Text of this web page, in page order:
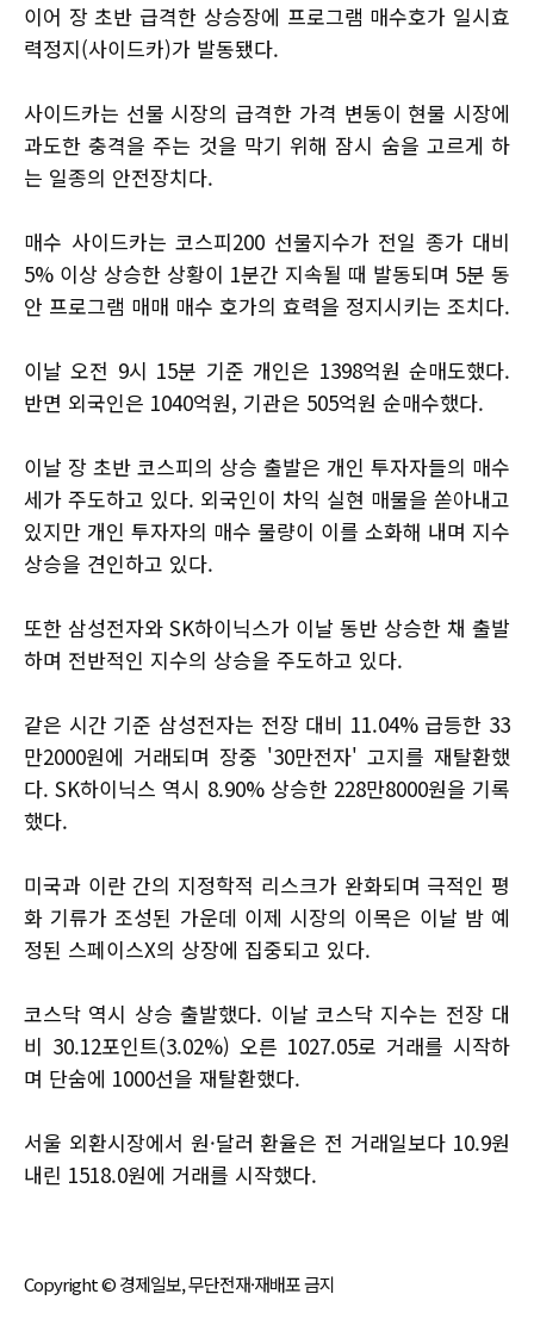
이어 장 초반 급격한 상승장에 프로그램 매수호가 일시효
력정지(사이드카)가 발동됐다.
사이드카는 선물 시장의 급격한 가격 변동이 현물 시장에
과도한 충격을 주는 것을 막기 위해 잠시 숨을 고르게 하
는 일종의 안전장치다.
매수 사이드카는 코스피200 선물지수가 전일 종가 대비
5% 이상 상승한 상황이 1분간 지속될 때 발동되며 5분 동
안 프로그램 매매 매수 호가의 효력을 정지시키는 조치다.
이날 오전 9시 15분 기준 개인은 1398억원 순매도했다.
반면 외국인은 1040억원, 기관은 505억원 순매수했다.
이날 장 초반 코스피의 상승 출발은 개인 투자자들의 매수
세가 주도하고 있다. 외국인이 차익 실현 매물을 쏟아내고
있지만 개인 투자자의 매수 물량이 이를 소화해 내며 지수
상승을 견인하고 있다.
또한 삼성전자와 SK하이닉스가 이날 동반 상승한 채 출발
하며 전반적인 지수의 상승을 주도하고 있다.
같은 시간 기준 삼성전자는 전장 대비 11.04% 급등한 33
만2000원에 거래되며 장중 '30만전자' 고지를 재탈환했
다. SK하이닉스 역시 8.90% 상승한 228만8000원을 기록
했다.
미국과 이란 간의 지정학적 리스크가 완화되며 극적인 평
화 기류가 조성된 가운데 이제 시장의 이목은 이날 밤 예
정된 스페이스X의 상장에 집중되고 있다.
코스닥 역시 상승 출발했다. 이날 코스닥 지수는 전장 대
비 30.12포인트(3.02%) 오른 1027.05로 거래를 시작하
며 단숨에 1000선을 재탈환했다.
서울 외환시장에서 원·달러 환율은 전 거래일보다 10.9원
내린 1518.0원에 거래를 시작했다.
Copyright © 경제일보, 무단전재·재배포 금지